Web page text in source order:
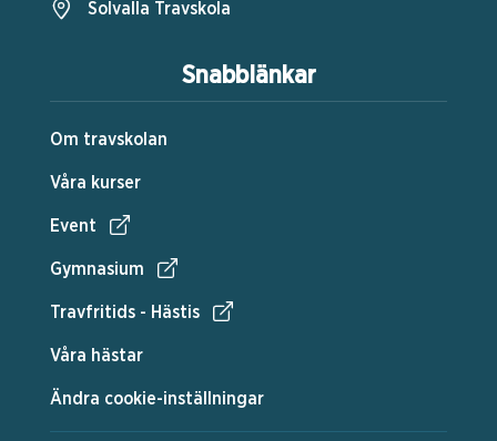
Snabblänkar
Om travskolan
Våra kurser
Event
Gymnasium
Travfritids - Hästis
Våra hästar
Ändra cookie-inställningar
Solvalla Travskola